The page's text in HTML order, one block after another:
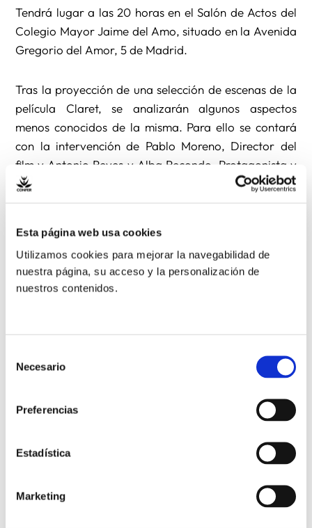
Esta página web usa cookies
Utilizamos cookies para mejorar la navegabilidad de
nuestra página, su acceso y la personalización de
nuestros contenidos.
Necesario
Preferencias
Estadística
Marketing
Tendrá lugar a las 20 horas en el Salón de Actos del
Colegio Mayor Jaime del Amo, situado en la Avenida
Gregorio del Amor, 5 de Madrid.
Tras la proyección de una selección de escenas de la
película Claret, se analizarán algunos aspectos
menos conocidos de la misma. Para ello se contará
con la intervención de Pablo Moreno, Director del
film y Antonio Reyes y Alba Recondo, Protagonista y
Coprotagonista de la misma.
online pinchando el siguiente
Signis es una asociación civil, cuya sede social está en